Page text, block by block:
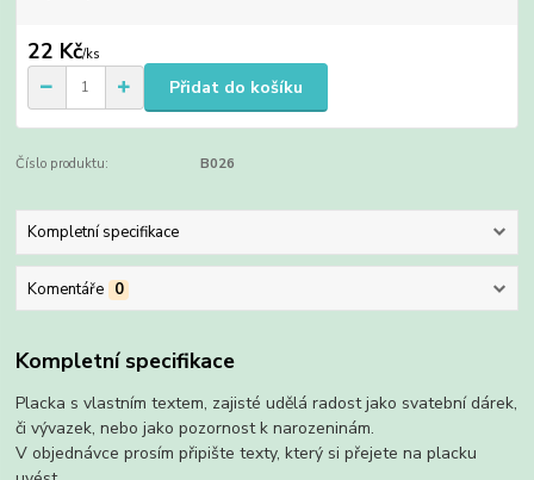
22 Kč/ks
Přidat do košíku
Číslo produktu: B026
Kompletní specifikace
Komentáře 0
Kompletní specifikace
Placka s vlastním textem, zajisté udělá radost jako svatební dárek,
či vývazek, nebo jako pozornost k narozeninám.
V objednávce prosím připište texty, který si přejete na placku